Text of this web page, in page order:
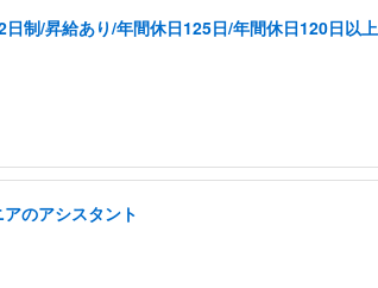
制/昇給あり/年間休日125日/年間休日120日以上
のアシスタント